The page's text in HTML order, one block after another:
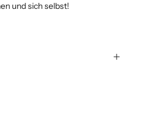
und sich selbst!